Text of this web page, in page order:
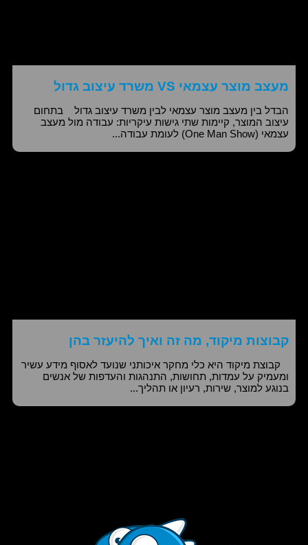
מעצב מוצר עצמאי VS משרד עיצוב גדול
הבדל בין מעצב מוצר עצמאי לבין משרד עיצוב גדול בתחום
עיצוב המוצר, קיימות שתי גישות עיקריות: עבודה מול מעצב
עצמאי (One Man Show) לעומת עבודה...
קבוצות מיקוד, מה זה ואיך להיעזר בהן
קבוצת מיקוד היא כלי מחקר איכותני שנועד לאסוף מידע עשיר
ומעמיק על עמדות, תחושות, התנהגות והעדפות של אנשים
בנוגע למוצר, שירות, רעיון או תהליך...